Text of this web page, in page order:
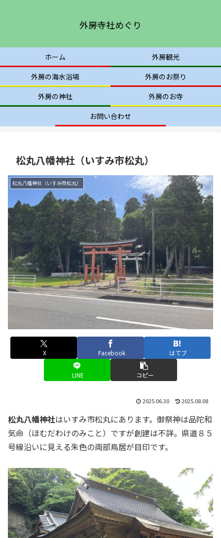
外房寺社めぐり
ホーム
外房観光
外房の海水浴場
外房のお祭り
外房の神社
外房のお寺
お問い合わせ
松丸八幡神社（いすみ市松丸）
松丸八幡神社（いすみ市松丸）
X Facebook はてブ
LINE コピー
2025.06.30 2025.08.08
松丸八幡神社はいすみ市松丸にあります。御祭神は品陀和
気命（ほむだわけのみこと）ですが創建は不詳。県道８５
号線沿いに見える朱色の両部鳥居が目印です。